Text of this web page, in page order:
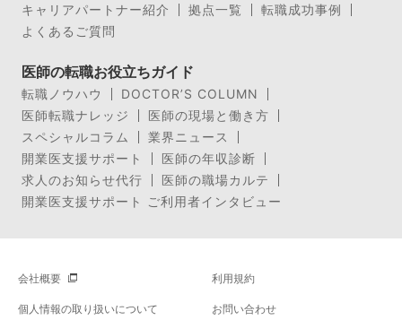
キャリアパートナー紹介
拠点一覧
転職成功事例
よくあるご質問
医師の転職お役立ちガイド
転職ノウハウ
DOCTOR’S COLUMN
医師転職ナレッジ
医師の現場と働き方
スペシャルコラム
業界ニュース
開業医支援サポート
医師の年収診断
求人のお知らせ代行
医師の職場カルテ
開業医支援サポート ご利用者インタビュー
会社概要 利用規約
個人情報の取り扱いについて お問い合わせ